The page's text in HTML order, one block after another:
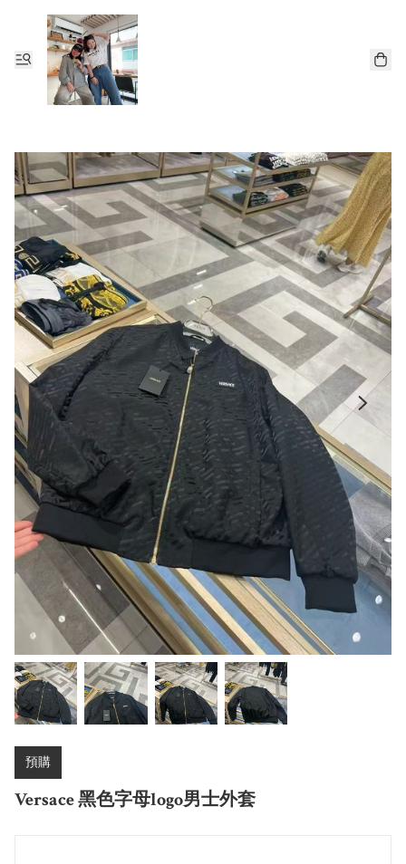
預購
Versace 黑色字母logo男士外套